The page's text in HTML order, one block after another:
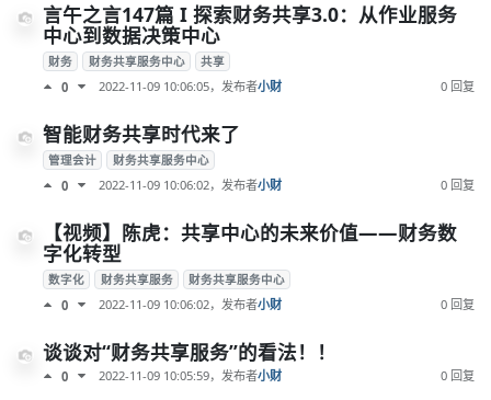
言午之言147篇 I 探索财务共享3.0：从作业服务
中心到数据决策中心
财务 财务共享服务中心 共享
0 2022-11-09 10:06:05，发布者小财 0 回复
智能财务共享时代来了
管理会计 财务共享服务中心
0 2022-11-09 10:06:02，发布者小财 0 回复
【视频】陈虎：共享中心的未来价值——财务数
字化转型
数字化 财务共享服务 财务共享服务中心
0 2022-11-09 10:06:02，发布者小财 0 回复
谈谈对“财务共享服务”的看法！！
0 2022-11-09 10:05:59，发布者小财 0 回复